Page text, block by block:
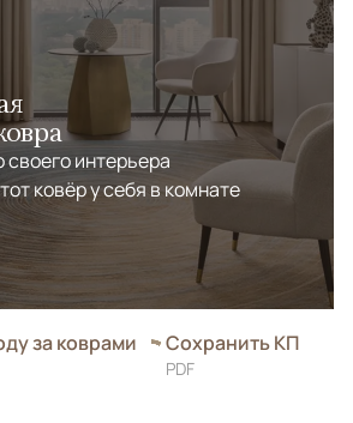
своего интерьера
ковёр у себя в комнате
за коврами Сохранить КП
PDF